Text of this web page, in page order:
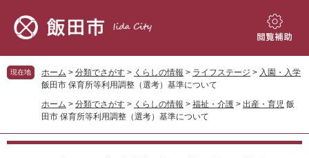
先
頭
を
飛
本
閲
補
現在地 ホーム > 分類でさがす > くらしの情報 > ライフステージ > 入園・入学
飯田市 保育所等利用調整（選考）基準について
ホーム > 分類でさがす > くらしの情報 > 福祉・介護 > 出産・育児 飯
田市 保育所等利用調整（選考）基準について
本